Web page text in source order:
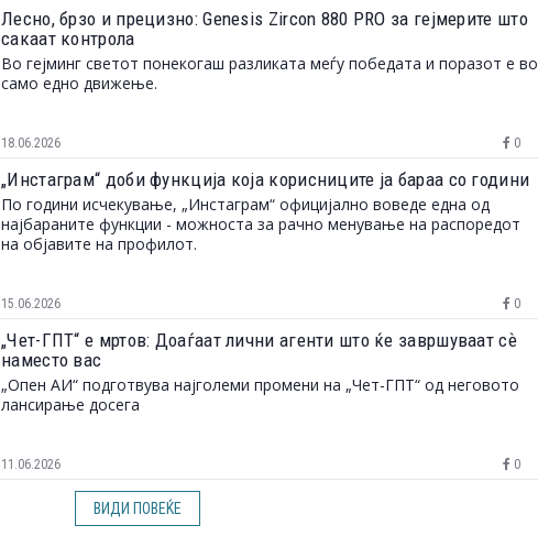
Лесно, брзо и прецизно: Genesis Zircon 880 PRO за гејмерите што
сакаат контрола
Во гејминг светот понекогаш разликата меѓу победата и поразот е во
само едно движење.
18.06.2026 0
„Инстаграм“ доби функција која корисниците ја бараа со години
По години исчекување, „Инстаграм“ официјално воведе една од
најбараните функции - можноста за рачно менување на распоредот
на објавите на профилот.
15.06.2026 0
„Чет-ГПТ“ е мртов: Доаѓаат лични агенти што ќе завршуваат сѐ
наместо вас
„Опен АИ“ подготвува најголеми промени на „Чет-ГПТ“ од неговото
лансирање досега
11.06.2026 0
ВИДИ ПОВЕЌЕ